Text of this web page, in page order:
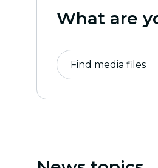
What are
Find media files